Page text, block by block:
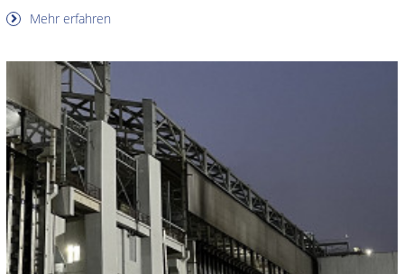
Mehr erfahren